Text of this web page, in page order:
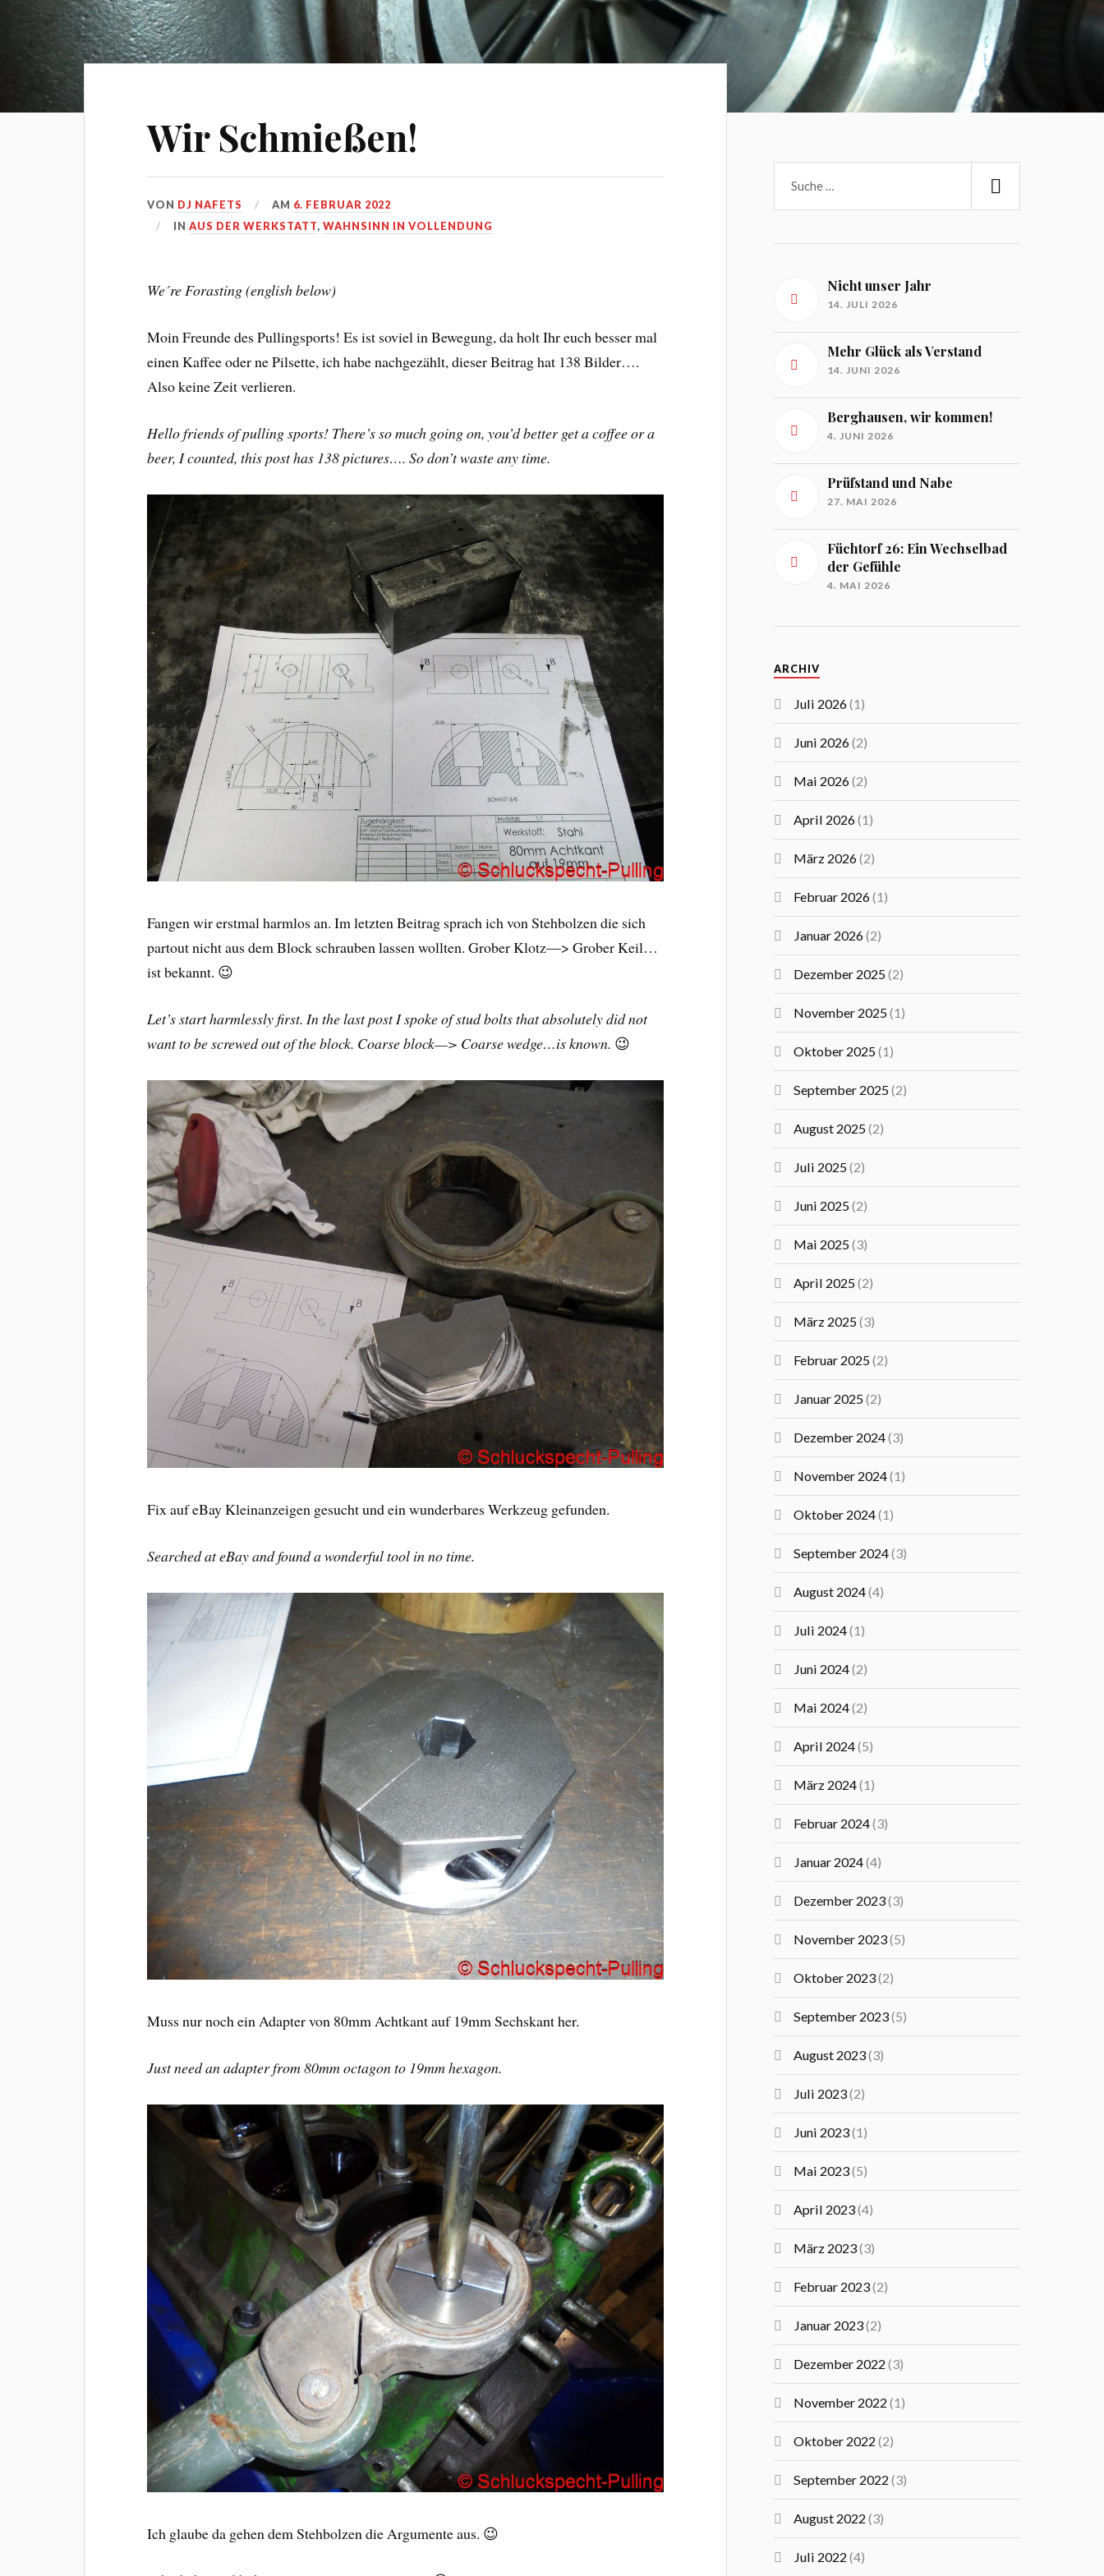
Wir Schmießen!
VON DJ NAFETS AM 6. FEBRUAR 2022
INAUS DER WERKSTATT,WAHNSINN IN VOLLENDUNG
We´re Forasting (english below)
Moin Freunde des Pullingsports! Es ist soviel in Bewegung, da holt Ihr euch besser mal
einen Kaffee oder ne Pilsette, ich habe nachgezählt, dieser Beitrag hat 138 Bilder….
Also keine Zeit verlieren.
Hello friends of pulling sports! There’s so much going on, you’d better get a coffee or a
beer, I counted, this post has 138 pictures…. So don’t waste any time.
Fangen wir erstmal harmlos an. Im letzten Beitrag sprach ich von Stehbolzen die sich
partout nicht aus dem Block schrauben lassen wollten. Grober Klotz—> Grober Keil…
ist bekannt. 😉
Let’s start harmlessly first. In the last post I spoke of stud bolts that absolutely did not
want to be screwed out of the block. Coarse block—> Coarse wedge…is known. 😉
Fix auf eBay Kleinanzeigen gesucht und ein wunderbares Werkzeug gefunden.
Searched at eBay and found a wonderful tool in no time.
Muss nur noch ein Adapter von 80mm Achtkant auf 19mm Sechskant her.
Just need an adapter from 80mm octagon to 19mm hexagon.
Ich glaube da gehen dem Stehbolzen die Argumente aus. 😉
Nicht unser Jahr
14. JULI 2026
Mehr Glück als Verstand
14. JUNI 2026
Berghausen, wir kommen!
4. JUNI 2026
Prüfstand und Nabe
27. MAI 2026
Füchtorf 26: Ein Wechselbad
der Gefühle
4. MAI 2026
ARCHIV
Juli 2026(1)
Juni 2026(2)
Mai 2026(2)
April 2026(1)
März 2026(2)
Februar 2026(1)
Januar 2026(2)
Dezember 2025(2)
November 2025(1)
Oktober 2025(1)
September 2025(2)
August 2025(2)
Juli 2025(2)
Juni 2025(2)
Mai 2025(3)
April 2025(2)
März 2025(3)
Februar 2025(2)
Januar 2025(2)
Dezember 2024(3)
November 2024(1)
Oktober 2024(1)
September 2024(3)
August 2024(4)
Juli 2024(1)
Juni 2024(2)
Mai 2024(2)
April 2024(5)
März 2024(1)
Februar 2024(3)
Januar 2024(4)
Dezember 2023(3)
November 2023(5)
Oktober 2023(2)
September 2023(5)
August 2023(3)
Juli 2023(2)
Juni 2023(1)
Mai 2023(5)
April 2023(4)
März 2023(3)
Februar 2023(2)
Januar 2023(2)
Dezember 2022 (3)
November 2022 (1)
Oktober 2022 (2)
September 2022 (3)
August 2022 (3)
Juli 2022 (4)